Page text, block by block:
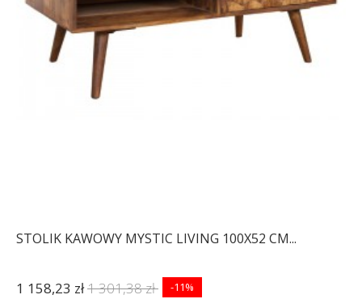
STOLIK KAWOWY MYSTIC LIVING 100X52 CM...
1 158,23 zł1 301,38 zł -11%